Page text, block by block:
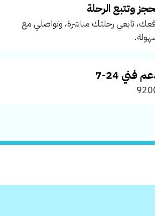
وتتبع الرحلة
تابعي رحلتك مباشرة، وتواصلي مع
24-7